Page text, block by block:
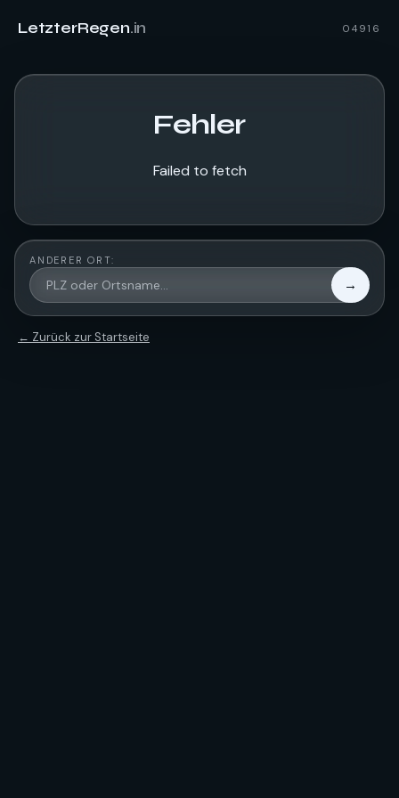
LetzterRegen.in 04916
Fehler
Failed to fetch
ANDERER ORT:
→
← Zurück zur Startseite